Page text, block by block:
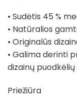
• Sudėtis 45 %
• Natūralios
• Originalūs
• Galima derinti
dizainų
Priežiūra